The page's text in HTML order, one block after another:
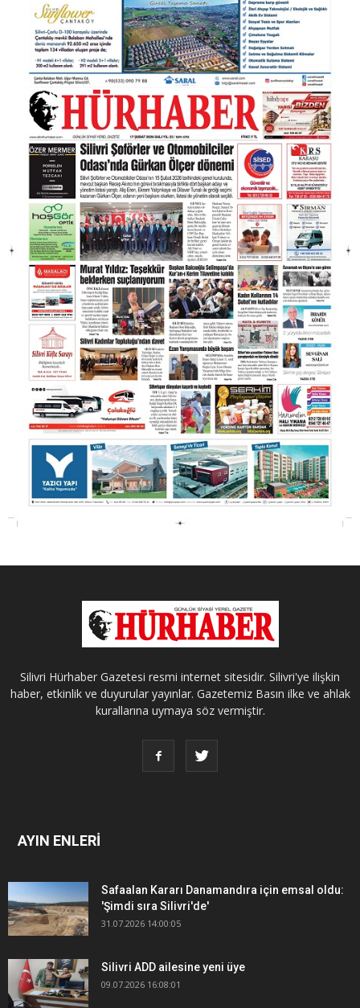
Silivri Hürhaber Gazetesi resmi internet sitesidir. Silivri'ye ilişkin
haber, etkinlik ve duyurular yayınlar. Gazetemiz Basın ilke ve ahlak
kurallarına uymaya söz vermiştir.
AYIN ENLERİ
Safaalan Kararı Danamandıra için emsal oldu:
'Şimdi sıra Silivri'de'
31.07.2026 14:00:05
Silivri ADD ailesine yeni üye
09.07.2026 16:08:01